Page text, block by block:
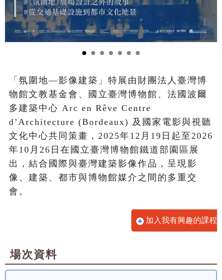
「氛圍地—影像建築」特展由財團法人臺灣博
物館文教基金會、國立臺灣博物館、法國波爾
多建築中心 Arc en Rêve Centre
d’Architecture (Bordeaux) 及國家電影與視聽
文化中心共同策畫，2025年12月19日起至2026
年10月26日在國立臺灣博物館鐵道部園區展
出，結合國際與臺灣建築影像作品，呈現影
像、建築、都市與博物館媒介之間的多重交
會。
加入我有興趣的課程
場次資料